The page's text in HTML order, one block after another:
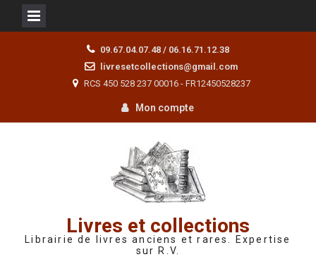
09.67.04.07.48 / 06.16.71.12.38
livresetcollections@gmail.com
RCS 450 528 237 00016 - FR12450528237
Mon compte
Livres et collections
Librairie de livres anciens et rares. Expertise
sur R.V.